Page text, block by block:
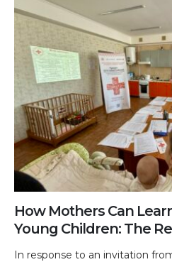
How Mothers Can
Young Children: The
In response to an invitation